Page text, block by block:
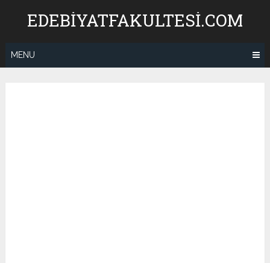
EDEBIYATFAKULTESI.COM
MENU